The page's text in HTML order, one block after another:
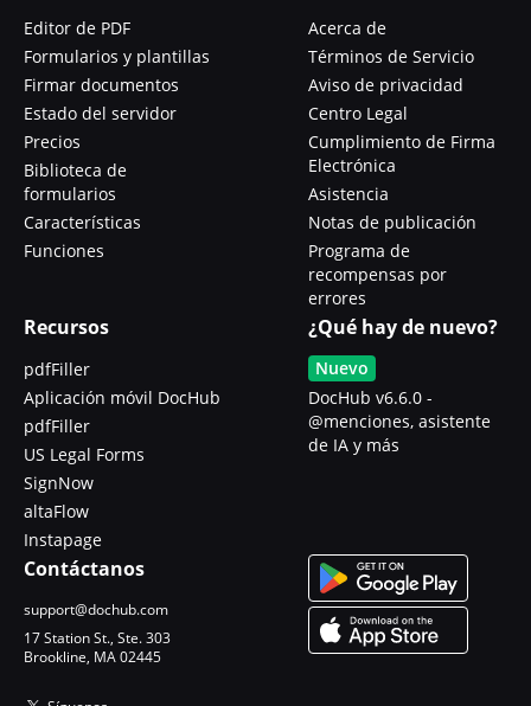
Editor de PDF
Formularios y plantillas
Firmar documentos
Estado del servidor
Precios
Biblioteca de
formularios
Características
Funciones
Acerca de
Términos de Servicio
Aviso de privacidad
Centro Legal
Cumplimiento de Firma
Electrónica
Asistencia
Notas de publicación
Programa de
recompensas por
errores
Recursos
pdfFiller
Aplicación móvil DocHub
pdfFiller
US Legal Forms
SignNow
altaFlow
Instapage
¿Qué hay de nuevo?
Nuevo
DocHub v6.6.0 -
@menciones, asistente
de IA y más
Contáctanos
support@dochub.com
17 Station St., Ste. 303
Brookline, MA 02445